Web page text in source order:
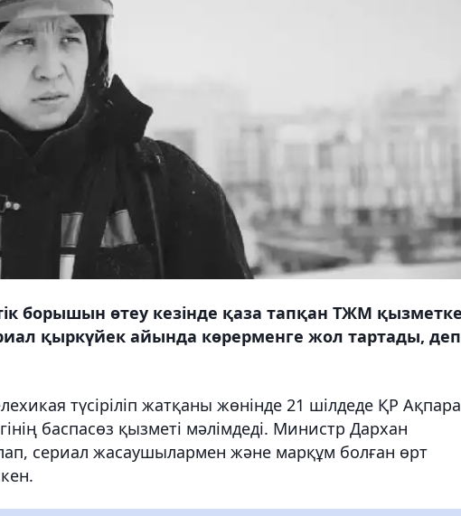
борышын өтеу кезінде қаза тапқан ТЖМ
қыркүйек айында көрерменге жол тартады, деп
түсіріліп жатқаны жөнінде 21 шілдеде ҚР
баспасөз қызметі мәлімдеді. Министр Дархан
сериал жасаушылармен және марқұм болған өрт